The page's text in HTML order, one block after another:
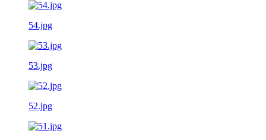
54.jpg
53.jpg
52.jpg